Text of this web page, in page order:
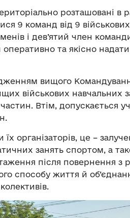
розташовані в
9 команд від 9
і дев’ятий член
оперативно та якісно
вищого
військових навчальних
Втім, допускається
організаторів, це –
занять спортом, а
після повернення з
способу життя й